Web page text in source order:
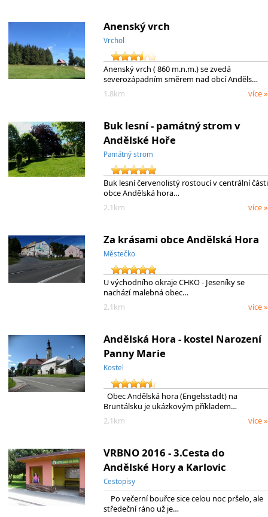
Anenský vrch
Vrchol
Anenský vrch ( 860 m.n.m.) se zvedá
severozápadním směrem nad obcí Anděls…
1.8km
více »
Buk lesní - památný strom v
Andělské Hoře
Památný strom
Buk lesní červenolistý rostoucí v centrální části
obce Andělská hora…
2.1km
více »
Za krásami obce Andělská Hora
Městečko
U východního okraje CHKO - Jeseníky se
nachází malebná obec…
2.1km
více »
Andělská Hora - kostel Narození
Panny Marie
Kostel
Obec Andělská hora (Engelsstadt) na
Bruntálsku je ukázkovým příkladem…
2.1km
více »
VRBNO 2016 - 3.Cesta do
Andělské Hory a Karlovic
Cestopisy
Po večerní bouřce sice celou noc pršelo, ale
středeční ráno už je…